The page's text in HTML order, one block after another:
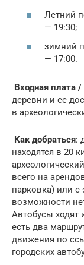
Летний
— 19:30;
зимний
— 17:00.
Входная плата
деревни и ее
в
Как добраться:
находятся в 20
всего на
парковка) или с
возможности
Автобусы ходят
есть два
движения по
городских